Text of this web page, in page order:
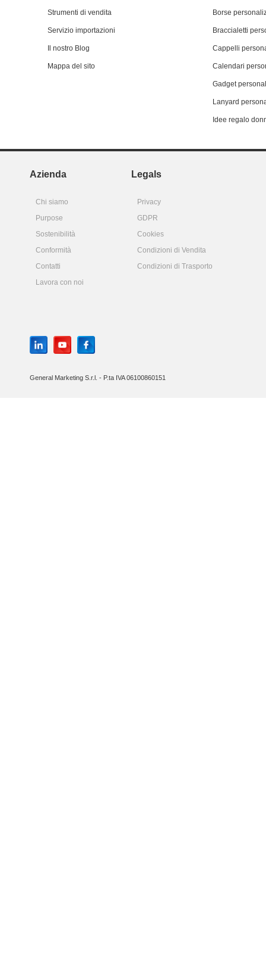
Strumenti di vendita
Servizio importazioni
Il nostro Blog
Mappa del sito
Borse
Braccialetti
Cappelli
Calendari
Gadget
Lanyard
Idee regalo
Azienda Legals
Chi siamo
Privacy
Purpose
GDPR
Sostenibilità
Cookies
Conformità
Condizioni di Vendita
Contatti
Condizioni di Trasporto
Lavora con noi
General Marketing S.r.l. - P.ta IVA 06100860151